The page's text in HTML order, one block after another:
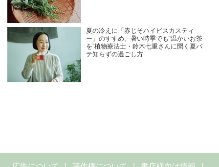
夏の冷えに「赤じそハイビスカスティ
ー」のすすめ。暑い時季でも“温かいお茶
を”植物療法士・鈴木七重さんに聞く夏バ
テ知らずの過ごし方